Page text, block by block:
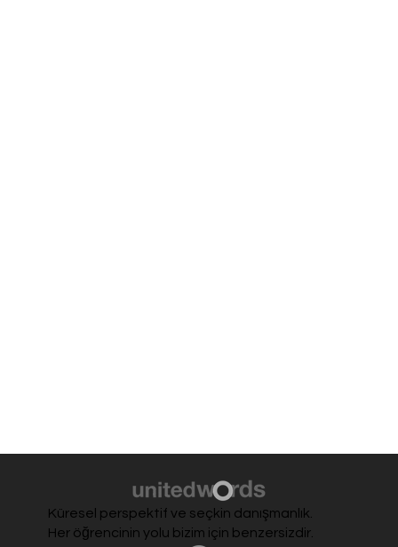
Küresel perspektif ve seçkin danışmanlık.
Her öğrencinin yolu bizim için benzersizdir.